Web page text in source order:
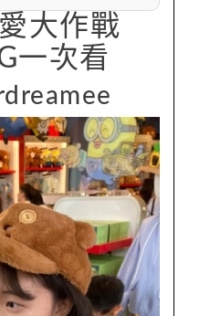
大作戰
一次看